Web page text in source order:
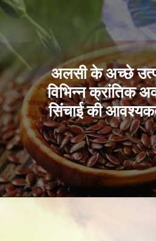
अलसी के अच्छे
विभिन्न क्रांतिक
सिंचाई की